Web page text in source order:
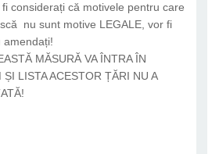
considerați că motivele pentru care
nu sunt motive LEGALE, vor fi
amendați!
MĂSURĂ VA ÎNTRA ÎN
LISTA ACESTOR ȚĂRI NU A